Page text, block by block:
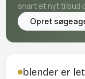
snart et nyt tilbud
Opret
blender er